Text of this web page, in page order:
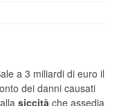
a 3 miliardi di euro il
dei danni causati
siccità che assedia